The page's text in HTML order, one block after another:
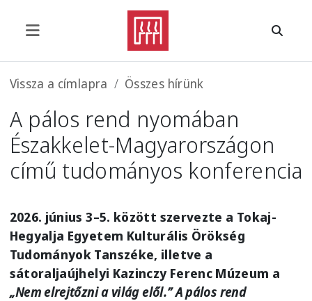
Morzsa
Vissza a címlapra Összes hírünk
A pálos rend nyomában
Északkelet-Magyarországon
című tudományos konferencia
2026. június 3–5. között szervezte a Tokaj-
Hegyalja Egyetem Kulturális Örökség
Tudományok Tanszéke, illetve a
sátoraljaújhelyi Kazinczy Ferenc Múzeum a
„Nem elrejtőzni a világ elől.” A pálos rend